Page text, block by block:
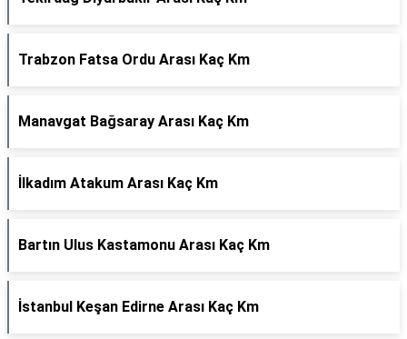
Trabzon Fatsa Ordu Arası Kaç Km
Manavgat Bağsaray Arası Kaç Km
İlkadım Atakum Arası Kaç Km
Bartın Ulus Kastamonu Arası Kaç Km
İstanbul Keşan Edirne Arası Kaç Km